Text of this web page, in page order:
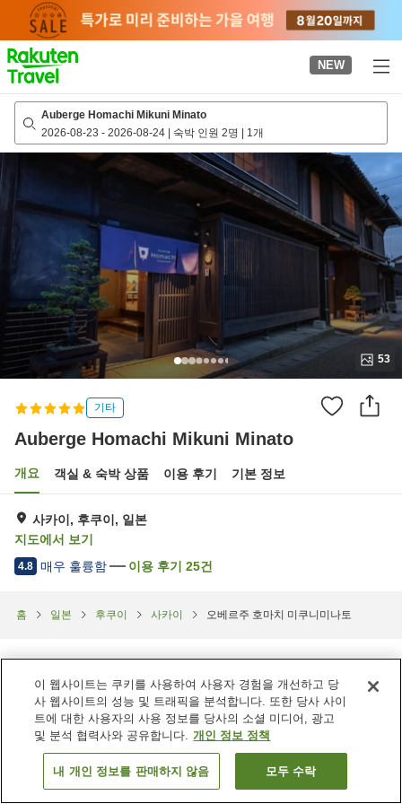
page
NEW
Auberge Homachi Mikuni Minato
2026-08-23 - 2026-08-24 | 숙박 인원 2명 | 1개
53
기타
Auberge Homachi Mikuni Minato
개요 객실 & 숙박 상품 이용 후기 기본 정보
사카이, 후쿠이, 일본
지도에서 보기
4.8 매우 훌륭함 이용 후기 25건
홈 일본 후쿠이 사카이 오베르주 호마치 미쿠니미나토
객실 보기
이 웹사이트는 쿠키를 사용하여 사용자 경험을 개선하고 당
사 웹사이트의 성능 및 트래픽을 분석합니다. 또한 당사 사이
트에 대한 사용자의 사용 정보를 당사의 소셜 미디어, 광고
및 분석 협력사와 공유합니다. 개인 정보 정책
내 개인 정보를 판매하지 않음 모두 수락